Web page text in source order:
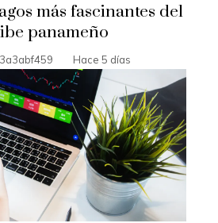
más fascinantes del
panameño
Hace 5 días